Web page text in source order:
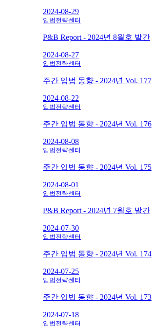
2024-08-29
입법전략센터
P&B Report - 2024년 8월호 발간
2024-08-27
입법전략센터
주간 입법 동향 - 2024년 Vol. 177
2024-08-22
입법전략센터
주간 입법 동향 - 2024년 Vol. 176
2024-08-08
입법전략센터
주간 입법 동향 - 2024년 Vol. 175
2024-08-01
입법전략센터
P&B Report - 2024년 7월호 발간
2024-07-30
입법전략센터
주간 입법 동향 - 2024년 Vol. 174
2024-07-25
입법전략센터
주간 입법 동향 - 2024년 Vol. 173
2024-07-18
입법전략센터